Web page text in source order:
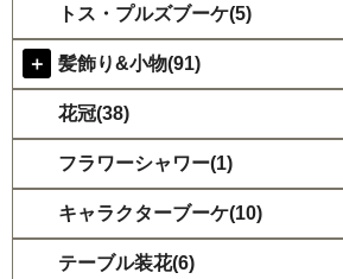
トス・プルズブーケ(5)
＋ 髪飾り&小物(91)
花冠(38)
フラワーシャワー(1)
キャラクターブーケ(10)
テーブル装花(6)